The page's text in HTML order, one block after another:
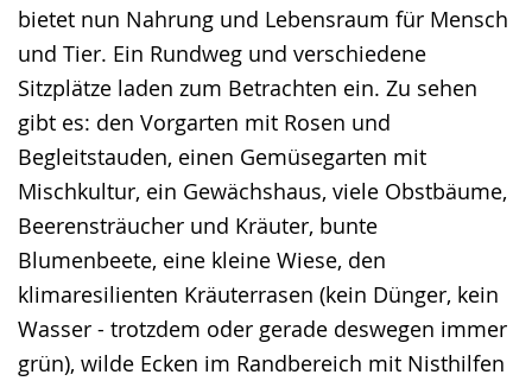
bietet nun Nahrung und Lebensraum für Mensch
und Tier. Ein Rundweg und verschiedene
Sitzplätze laden zum Betrachten ein. Zu sehen
gibt es: den Vorgarten mit Rosen und
Begleitstauden, einen Gemüsegarten mit
Mischkultur, ein Gewächshaus, viele Obstbäume,
Beerensträucher und Kräuter, bunte
Blumenbeete, eine kleine Wiese, den
klimaresilienten Kräuterrasen (kein Dünger, kein
Wasser - trotzdem oder gerade deswegen immer
grün), wilde Ecken im Randbereich mit Nisthilfen